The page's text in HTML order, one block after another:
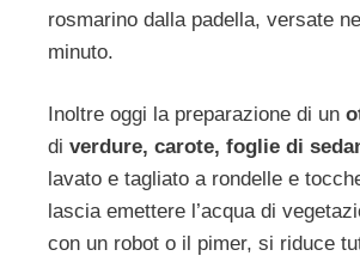
rosmarino dalla padella, versate
minuto.
Inoltre oggi la preparazione di un
di verdure, carote, foglie di
lavato e tagliato a rondelle e
lascia emettere l’acqua di
con un robot o il pimer, si riduce